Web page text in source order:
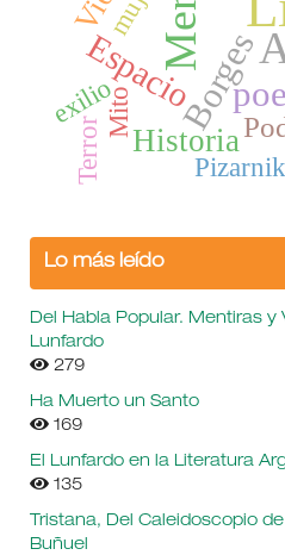
Borges
Espacio
Historia
Mito
Pizarnik
exilio
Terror
Lo más leído
Del Habla Popular. Mentiras y
Lunfardo
279
Ha Muerto un Santo
169
El Lunfardo en la Literatura
135
Tristana, Del Caleidoscopio
Buñuel